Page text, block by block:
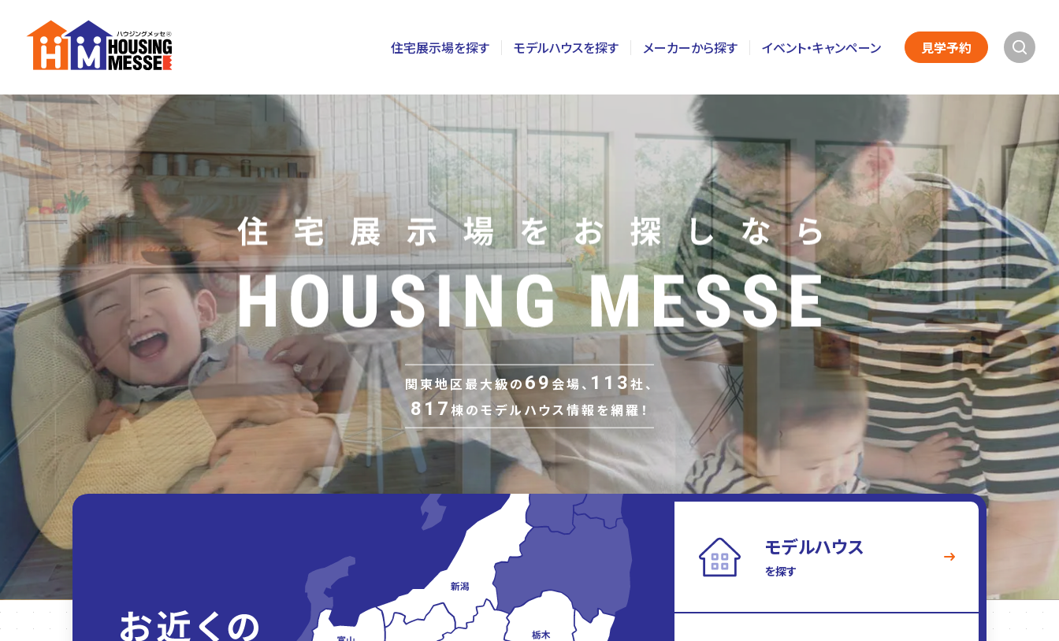
住宅展示場を探す
東京
神奈川
埼玉
群馬
山梨
静岡
新潟
富山
モデルハウスを探す メーカーから探す イベント・キャンペーン 見学予約
関東地区最大級の69会場、 113社、
817棟のモデルハウス情報を網羅！
モデルハウス
を探す